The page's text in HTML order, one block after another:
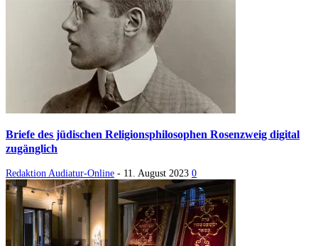
Briefe des jüdischen Religionsphilosophen Rosenzweig digital
zugänglich
Redaktion Audiatur-Online - 11. August 2023 0